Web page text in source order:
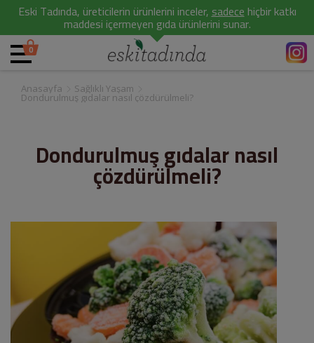
Eski Tadında, üreticilerin ürünlerini inceler,sadecehiçbir katkı
maddesi içermeyen gıda ürünlerini sunar.
0
Anasayfa Sağlıklı Yaşam
Dondurulmuş gıdalar nasıl çözdürülmeli?
Dondurulmuş gıdalar nasıl
çözdürülmeli?